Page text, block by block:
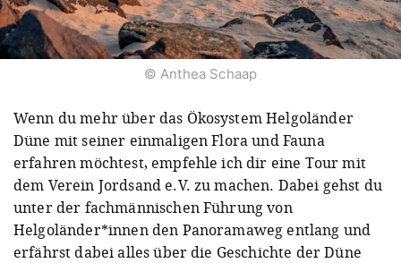
© Anthea Schaap
Wenn du mehr über das Ökosystem Helgoländer
Düne mit seiner einmaligen Flora und Fauna
erfahren möchtest, empfehle ich dir eine Tour mit
dem Verein Jordsand e.V. zu machen. Dabei gehst du
unter der fachmännischen Führung von
Helgoländer*innen den Panoramaweg entlang und
erfährst dabei alles über die Geschichte der Düne